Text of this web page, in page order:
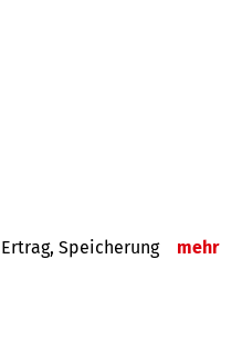
Speicherung mehr